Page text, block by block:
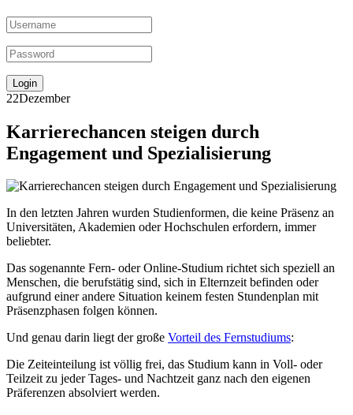
22Dezember
Karrierechancen steigen durch
Engagement und Spezialisierung
In den letzten Jahren wurden Studienformen, die keine Präsenz an
Universitäten, Akademien oder Hochschulen erfordern, immer
beliebter.
Das sogenannte Fern- oder Online-Studium richtet sich speziell an
Menschen, die berufstätig sind, sich in Elternzeit befinden oder
aufgrund einer andere Situation keinem festen Stundenplan mit
Präsenzphasen folgen können.
Und genau darin liegt der große Vorteil des Fernstudiums:
Die Zeiteinteilung ist völlig frei, das Studium kann in Voll- oder
Teilzeit zu jeder Tages- und Nachtzeit ganz nach den eigenen
Präferenzen absolviert werden.